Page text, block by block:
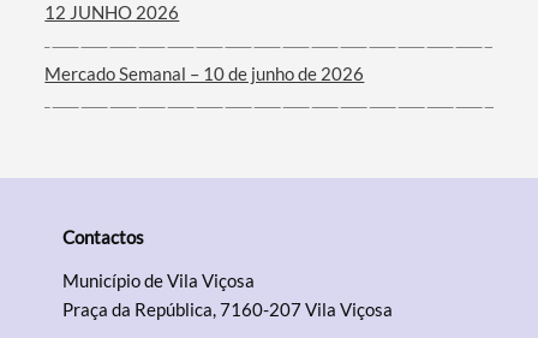
12 JUNHO 2026
Mercado Semanal – 10 de junho de 2026
Contactos
Município de Vila Viçosa
Praça da República, 7160-207 Vila Viçosa